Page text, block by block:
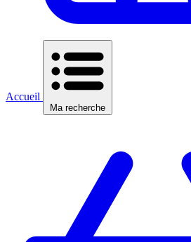
Accueil
Ma recherche